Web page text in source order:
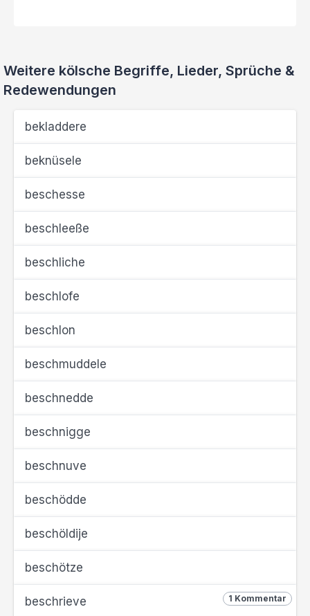
Weitere kölsche Begriffe, Lieder, Sprüche &
Redewendungen
bekladdere
beknüsele
beschesse
beschleeße
beschliche
beschlofe
beschlon
beschmuddele
beschnedde
beschnigge
beschnuve
beschödde
beschöldije
beschötze
1 Kommentar
beschrieve